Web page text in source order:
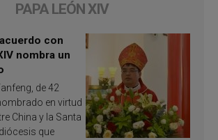
PAPA LEÓN XIV
con
nombra un
de 42
en virtud
China y la Santa
que